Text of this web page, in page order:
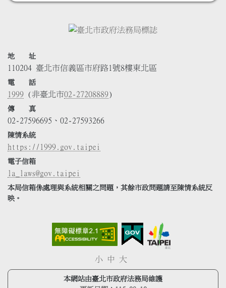
地 址
110204 臺北市信義區市府路1號8樓東北區
電 話
1999 (非臺北市02-27208889)
傳 真
02-27596695、02-27593266
陳情系統
https://1999.gov.taipei
電子信箱
la_laws@gov.taipei
本局信箱係處理與系統相關之問題，其餘市政問題請至陳情系統反
映。
小 中 大
本網站由臺北市政府法務局維護